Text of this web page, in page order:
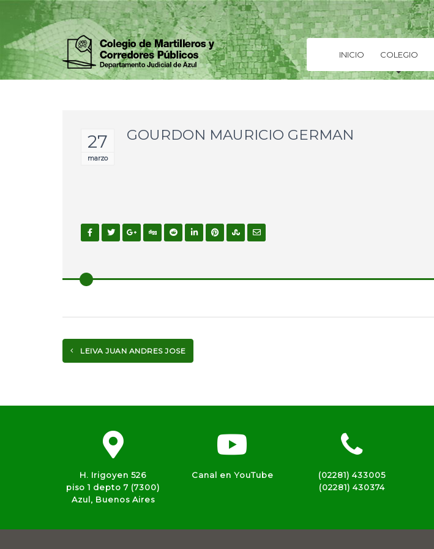
INICIO COLEGIO
27
marzo
GOURDON MAURICIO GERMAN
LEIVA JUAN ANDRES JOSE
H. Irigoyen 526
piso 1 depto 7 (7300)
Azul, Buenos Aires
Canal en YouTube
(02281) 433005
(02281) 430374